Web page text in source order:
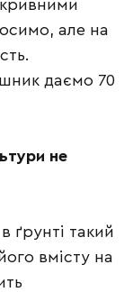
але на
даємо 70
не
ґрунті такий
вмісту на